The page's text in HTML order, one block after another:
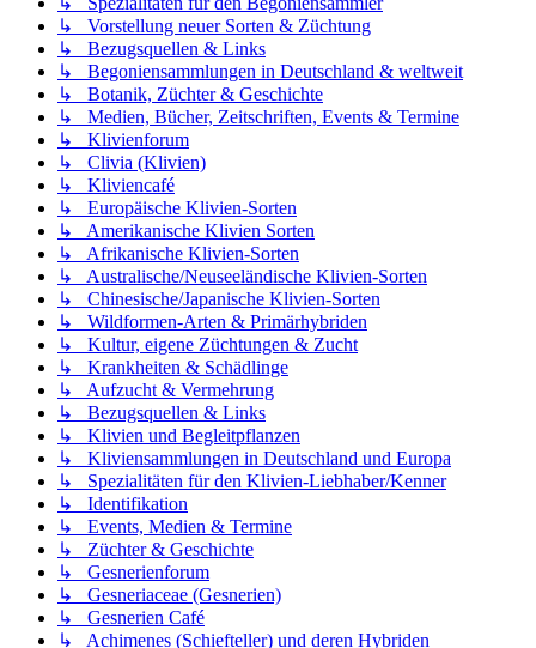
↳ Vorstellung neuer Sorten & Züchtung
↳ Bezugsquellen & Links
↳ Begoniensammlungen in Deutschland & weltweit
↳ Botanik, Züchter & Geschichte
↳ Medien, Bücher, Zeitschriften, Events & Termine
↳ Klivienforum
↳ Clivia (Klivien)
↳ Kliviencafé
↳ Europäische Klivien-Sorten
↳ Amerikanische Klivien Sorten
↳ Afrikanische Klivien-Sorten
↳ Australische/Neuseeländische Klivien-Sorten
↳ Chinesische/Japanische Klivien-Sorten
↳ Wildformen-Arten & Primärhybriden
↳ Kultur, eigene Züchtungen & Zucht
↳ Krankheiten & Schädlinge
↳ Aufzucht & Vermehrung
↳ Bezugsquellen & Links
↳ Klivien und Begleitpflanzen
↳ Kliviensammlungen in Deutschland und Europa
↳ Spezialitäten für den Klivien-Liebhaber/Kenner
↳ Identifikation
↳ Events, Medien & Termine
↳ Züchter & Geschichte
↳ Gesnerienforum
↳ Gesneriaceae (Gesnerien)
↳ Gesnerien Café
↳ Achimenes (Schiefteller) und deren Hybriden